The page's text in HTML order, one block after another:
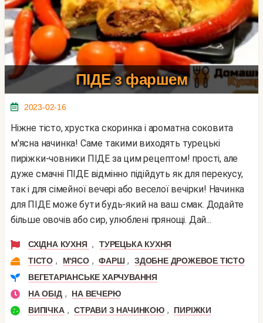
ПІДЕ з фаршем
2023-02-16
Ніжне тісто, хрустка скоринка і ароматна соковита
м'ясна начинка! Саме такими виходять турецькі
пиріжки-човники ПІДЕ за цим рецептом! прості, але
дуже смачні ПІДЕ відмінно підійдуть як для перекусу,
так і для сімейної вечері або веселої вечірки! Начинка
для ПІДЕ може бути будь-який на ваш смак. Додайте
більше овочів або сир, улюблені прянощі. Дай...
СХІДНА КУХНЯ ,
ТУРЕЦЬКА КУХНЯ
ТІСТО , М'ЯСО , ФАРШ ,
ЗДОБНЕ ДРОЖЕВОЕ ТІСТО
ВЕГЕТАРІАНСЬКЕ ХАРЧУВАННЯ
НА ОБІД ,
НА ВЕЧЕРЮ
ВИПІЧКА , СТРАВИ З НАЧИНКОЮ , ПИРІЖКИ